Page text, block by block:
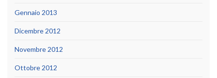
Gennaio 2013
Dicembre 2012
Novembre 2012
Ottobre 2012